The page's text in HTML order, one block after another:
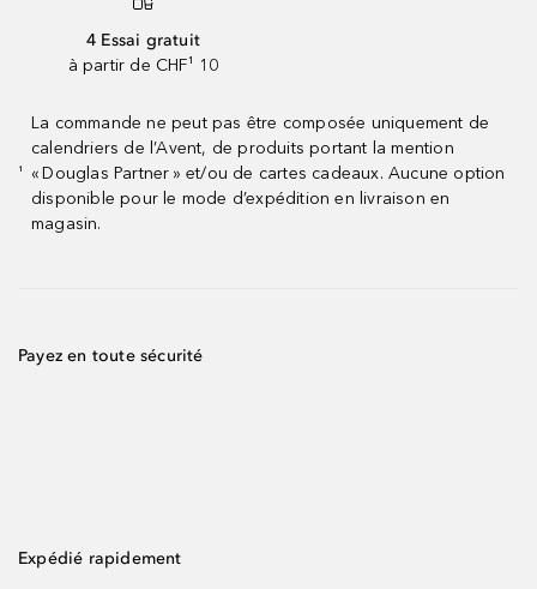
4 Essai gratuit
à partir de CHF¹ 10
¹
La commande ne peut pas être composée uniquement de
calendriers de l’Avent, de produits portant la mention
« Douglas Partner » et/ou de cartes cadeaux. Aucune option
disponible pour le mode d’expédition en livraison en
magasin.
Payez en toute sécurité
Expédié rapidement